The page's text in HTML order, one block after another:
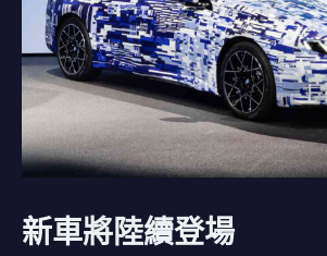
新車將陸續登場